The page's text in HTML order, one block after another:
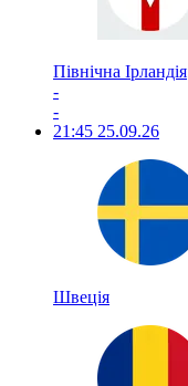
Північна Ірландія
-
-
21:45 25.09.26
Швеція